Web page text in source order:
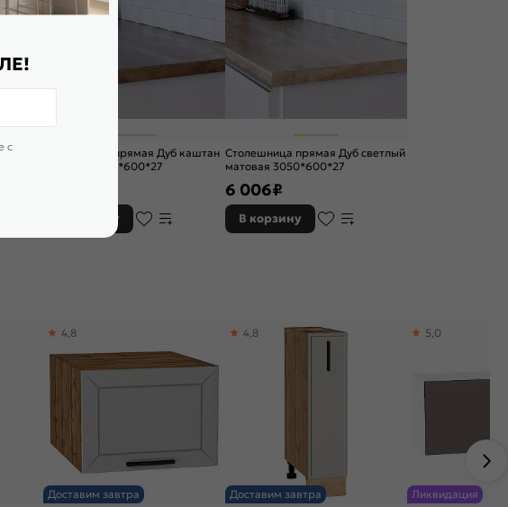
Столешница прямая Дуб каштан
матовая 3050*600*27
В корзину
Столешница прямая Дуб светлый
матовая 3050*600*27
6 006₽
В корзину
Доставим завтра
4,8
Доставим завтра
4,8
Ликвидация
5,0
c